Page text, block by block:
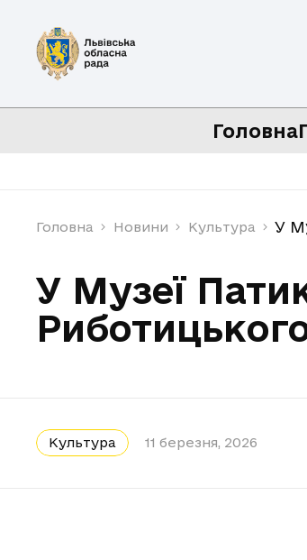
Головна
Головна Новини Культура У
У Музеї
Культура 11 березня, 2026